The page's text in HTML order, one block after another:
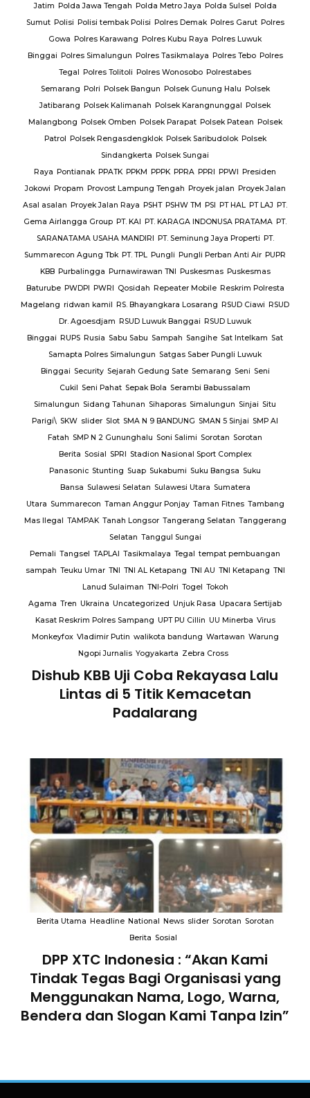
Jatim Polda Jawa Tengah Polda Metro Jaya Polda Sulsel Polda
Sumut Polisi Polisi tembak Polisi Polres Demak Polres Garut Polres
Gowa Polres Karawang Polres Kubu Raya Polres Luwuk
Binggai Polres Simalungun Polres Tasikmalaya Polres Tebo Polres
Tegal Polres Tolitoli Polres Wonosobo Polrestabes
Semarang Polri Polsek Bangun Polsek Gunung Halu Polsek
Jatibarang Polsek Kalimanah Polsek Karangnunggal Polsek
Malangbong Polsek Omben Polsek Parapat Polsek Patean Polsek
Patrol Polsek Rengasdengklok Polsek Saribudolok Polsek
Sindangkerta Polsek Sungai
Raya Pontianak PPATK PPKM PPPK PPRA PPRI PPWI Presiden
Jokowi Propam Provost Lampung Tengah Proyek jalan Proyek Jalan
Asal asalan Proyek Jalan Raya PSHT PSHW TM PSI PT HAL PT LAJ PT.
Gema Airlangga Group PT. KAI PT. KARAGA INDONUSA PRATAMA PT.
SARANATAMA USAHA MANDIRI PT. Seminung Jaya Properti PT.
Summarecon Agung Tbk PT. TPL Pungli Pungli Perban Anti Air PUPR
KBB Purbalingga Purnawirawan TNI Puskesmas Puskesmas
Baturube PWDPI PWRI Qosidah Repeater Mobile Reskrim Polresta
Magelang ridwan kamil RS. Bhayangkara Losarang RSUD Ciawi RSUD
Dr. Agoesdjam RSUD Luwuk Banggai RSUD Luwuk
Binggai RUPS Rusia Sabu Sabu Sampah Sangihe Sat Intelkam Sat
Samapta Polres Simalungun Satgas Saber Pungli Luwuk
Binggai Security Sejarah Gedung Sate Semarang Seni Seni
Cukil Seni Pahat Sepak Bola Serambi Babussalam
Simalungun Sidang Tahunan Sihaporas Simalungun Sinjai Situ
Parigi\ SKW slider Slot SMA N 9 BANDUNG SMAN 5 Sinjai SMP Al
Fatah SMP N 2 Gununghalu Soni Salimi Sorotan Sorotan
Berita Sosial SPRI Stadion Nasional Sport Complex
Panasonic Stunting Suap Sukabumi Suku Bangsa Suku
Bansa Sulawesi Selatan Sulawesi Utara Sumatera
Utara Summarecon Taman Anggur Ponjay Taman Fitnes Tambang
Mas Ilegal TAMPAK Tanah Longsor Tangerang Selatan Tanggerang
Selatan Tanggul Sungai
Pemali Tangsel TAPLAI Tasikmalaya Tegal tempat pembuangan
sampah Teuku Umar TNI TNI AL Ketapang TNI AU TNI Ketapang TNI
Lanud Sulaiman TNI-Polri Togel Tokoh
Agama Tren Ukraina Uncategorized Unjuk Rasa Upacara Sertijab
Kasat Reskrim Polres Sampang UPT PU Cillin UU Minerba Virus
Monkeyfox Vladimir Putin walikota bandung Wartawan Warung
Ngopi Jurnalis Yogyakarta Zebra Cross
Dishub KBB Uji Coba Rekayasa Lalu
Lintas di 5 Titik Kemacetan
Padalarang
Berita Utama Headline National News slider Sorotan Sorotan
Berita Sosial
DPP XTC Indonesia : “Akan Kami
Tindak Tegas Bagi Organisasi yang
Menggunakan Nama, Logo, Warna,
Bendera dan Slogan Kami Tanpa Izin”